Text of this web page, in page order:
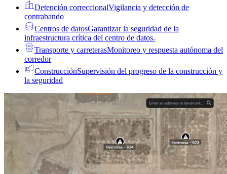
Detención correccionalVigilancia y detección de
contrabando
Centros de datosGarantizar la seguridad de la
infraestructura crítica del centro de datos.
Transporte y carreterasMonitoreo y respuesta autónoma del
corredor
ConstrucciónSupervisión del progreso de la construcción y
la seguridad